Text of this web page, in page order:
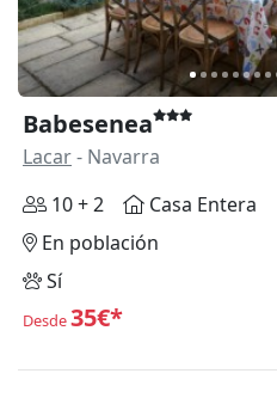
Babesenea
Lacar- Navarra
10 + 2
Casa Entera
En población
Sí
Desde35€*